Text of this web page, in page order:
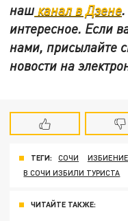
нашканал в Дзене.
интересное. Если
нами, присылайте
новости на
ТЕГИ: СОЧИ
В СОЧИ ИЗБИЛИ ТУРИСТА
ЧИТАЙТЕ ТАКЖЕ: